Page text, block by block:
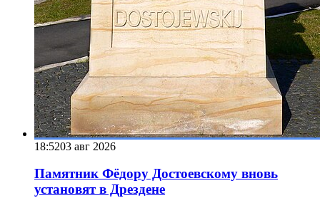
18:5203 авг 2026
Памятник Фёдору Достоевскому вновь
установят в Дрездене